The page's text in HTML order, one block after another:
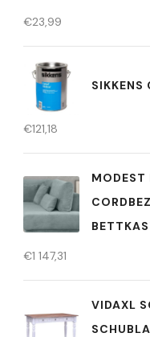
€23,99
SIKKENS
€121,18
MODEST
€1 147,31
VIDAXL